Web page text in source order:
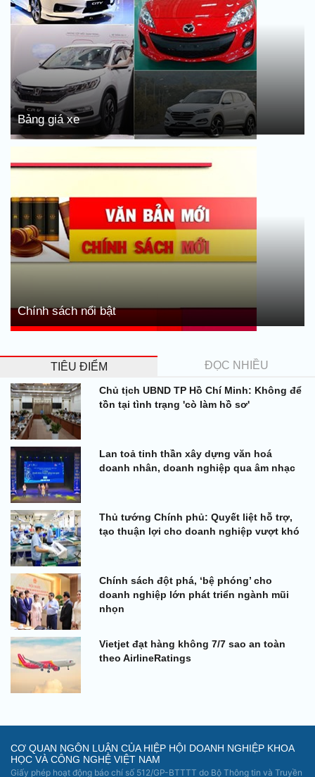
Bảng giá xe
Chính sách nổi bật
TIÊU ĐIỂM ĐỌC NHIỀU
Chủ tịch UBND TP Hồ Chí Minh: Không để
tồn tại tình trạng 'cò làm hồ sơ'
Lan toả tinh thần xây dựng văn hoá
doanh nhân, doanh nghiệp qua âm nhạc
Thủ tướng Chính phủ: Quyết liệt hỗ trợ,
tạo thuận lợi cho doanh nghiệp vượt khó
Chính sách đột phá, ‘bệ phóng’ cho
doanh nghiệp lớn phát triển ngành mũi
nhọn
Vietjet đạt hàng không 7/7 sao an toàn
theo AirlineRatings
CƠ QUAN NGÔN LUẬN CỦA HIỆP HỘI DOANH NGHIỆP KHOA
HỌC VÀ CÔNG NGHỆ VIỆT NAM
Giấy phép hoạt động báo chí số 512/GP-BTTTT do Bộ Thông tin và Truyền